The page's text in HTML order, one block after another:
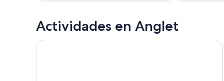
Actividades en Anglet
Viaje por mar por la Costa Vasca, Salida desde San